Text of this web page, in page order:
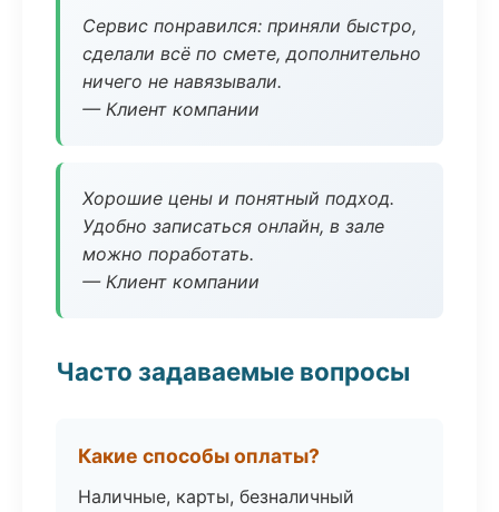
Сервис понравился: приняли быстро,
сделали всё по смете, дополнительно
ничего не навязывали.
— Клиент компании
Хорошие цены и понятный подход.
Удобно записаться онлайн, в зале
можно поработать.
— Клиент компании
Часто задаваемые вопросы
Какие способы оплаты?
Наличные, карты, безналичный